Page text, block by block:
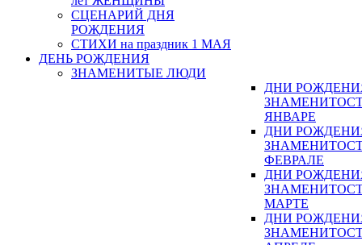
СЦЕНАРИЙ ДНЯ
РОЖДЕНИЯ
СТИХИ на праздник 1 МАЯ
ДЕНЬ РОЖДЕНИЯ
ЗНАМЕНИТЫЕ ЛЮДИ
ДНИ
ЯНВАРЕ
ДНИ
ФЕВРАЛЕ
ДНИ
МАРТЕ
ДНИ